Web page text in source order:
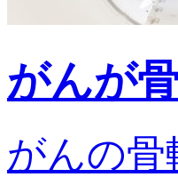
がんが
がんの